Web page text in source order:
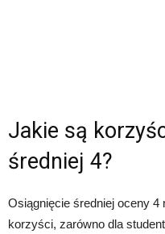
Jakie są
średniej 4?
Osiągnięcie średniej oceny
korzyści, zarówno dla